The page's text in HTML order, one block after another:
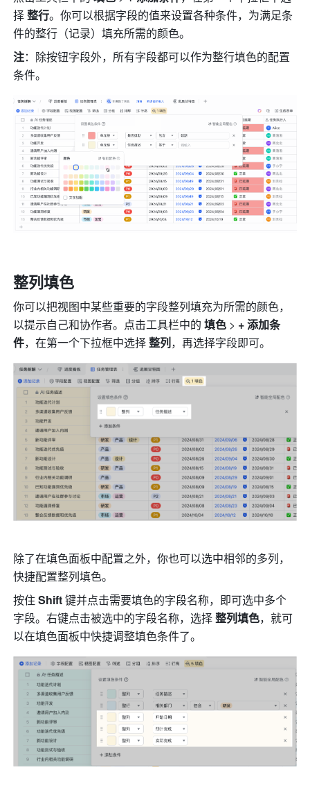
择 整行。你可以根据字段的值来设置各种条件，为满足条
件的整行（记录）填充所需的颜色。
注：除按钮字段外，所有字段都可以作为整行填色的配置
条件。
整列填色
你可以把视图中某些重要的字段整列填充为所需的颜色，
以提示自己和协作者。点击工具栏中的 填色 > + 添加条
件，在第一个下拉框中选择 整列，再选择字段即可。
除了在填色面板中配置之外，你也可以选中相邻的多列，
快捷配置整列填色。
按住 Shift 键并点击需要填色的字段名称，即可选中多个
字段。右键点击被选中的字段名称，选择 整列填色，就可
以在填色面板中快捷调整填色条件了。